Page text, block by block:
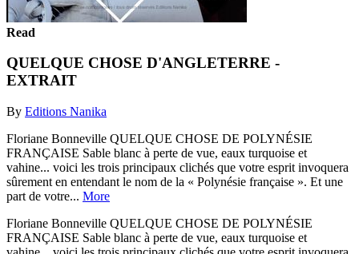
Read
QUELQUE CHOSE D'ANGLETERRE -
EXTRAIT
By Editions Nanika
Floriane Bonneville QUELQUE CHOSE DE POLYNÉSIE
FRANÇAISE Sable blanc à perte de vue, eaux turquoise et
vahine... voici les trois principaux clichés que votre esprit invoquera
sûrement en entendant le nom de la « Polynésie française ». Et une
part de votre... More
Floriane Bonneville QUELQUE CHOSE DE POLYNÉSIE
FRANÇAISE Sable blanc à perte de vue, eaux turquoise et